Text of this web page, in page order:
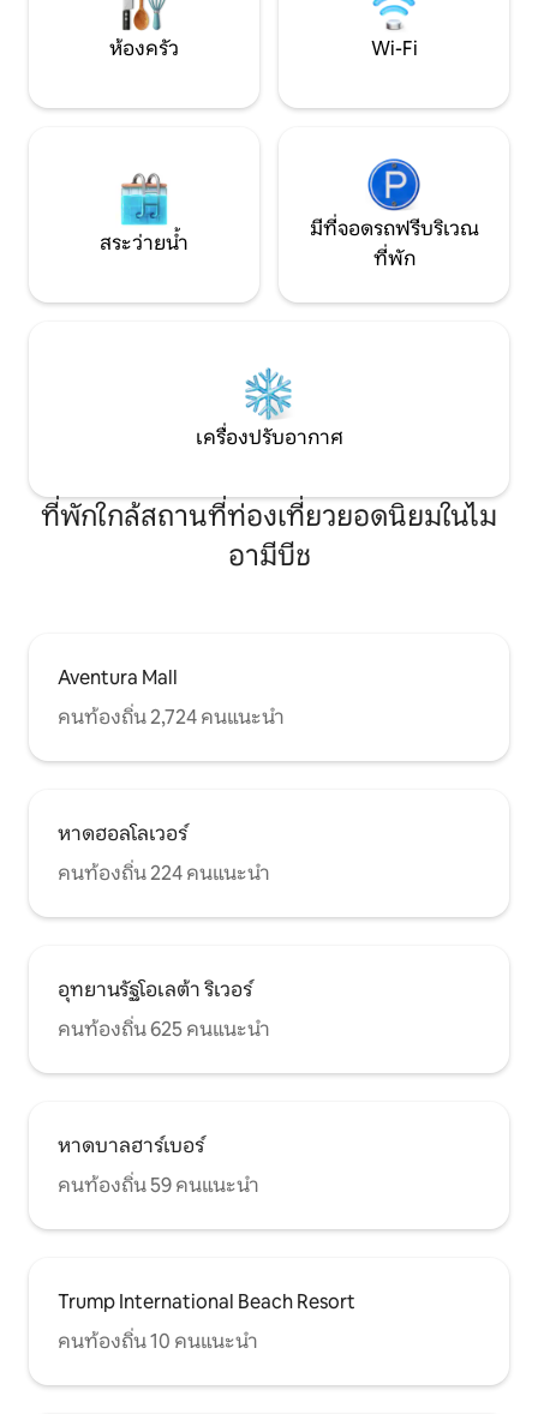
ครัวที่มีอุปกรณ์ครบครัน พาครอบครัวของ
คุณมาพักผ่อนและเพลิดเพลินกับความ
สะดวกสบายทั้งหมดของที่พักนี้!
ห้องครัว Wi-Fi
สระว่ายน้ำ
มีที่จอดรถฟรีบริเวณ
ที่พัก
เครื่องปรับอากาศ
ที่พักใกล้สถานที่ท่องเที่ยวยอดนิยมในไม
อามีบีช
Aventura Mall
คนท้องถิ่น 2,724 คนแนะนำ
หาดฮอลโลเวอร์
คนท้องถิ่น 224 คนแนะนำ
อุทยานรัฐโอเลต้า ริเวอร์
คนท้องถิ่น 625 คนแนะนำ
หาดบาลฮาร์เบอร์
คนท้องถิ่น 59 คนแนะนำ
Trump International Beach Resort
คนท้องถิ่น 10 คนแนะนำ